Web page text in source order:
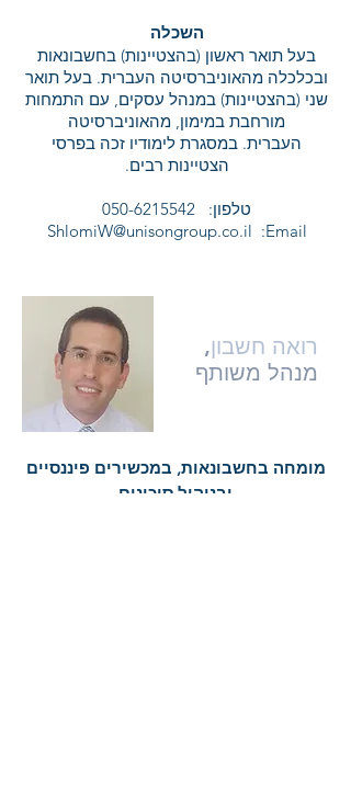
השכלה
בעל תואר ראשון (בהצטיינות) בחשבונאות
ובכלכלה מהאוניברסיטה העברית. בעל תואר
שני (בהצטיינות) במנהל עסקים, עם התמחות
מורחבת במימון, מהאוניברסיטה
העברית. במסגרת לימודיו זכה בפרסי
הצטיינות רבים.
טלפון: 050-6215542
ShlomiW@unisongroup.co.il :Email
רואה חשבון,
מנהל משותף
מומחה בחשבונאות, במכשירים פיננסיים
ובניהול סיכונים